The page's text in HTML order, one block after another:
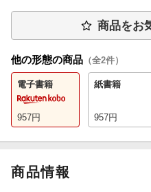
商品をお
他の形態の商品 （全2件）
電子書籍
957円
紙書籍
957円
商品情報